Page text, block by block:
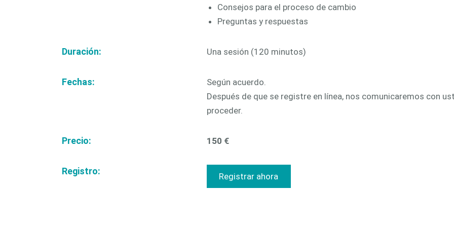
Consejos para el proceso de cambio
Preguntas y respuestas
Duración: Una sesión (120 minutos)
Fechas:
Según acuerdo.
Después de que se registre en línea, nos comunicaremos con
proceder.
Precio: 150 €
Registro: Registrar ahora